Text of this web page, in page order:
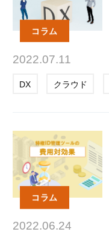
コラム
2022.07.11
DX クラウド
コラム
2022.06.24